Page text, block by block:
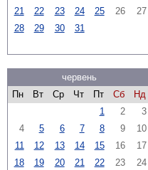
21
22 23 24 25 26
27
28
29 30 31
червень
Пн
Вт Ср Чт Пт Сб
Нд
1
2
3
4
5 6 7 8 9
10
11
12 13 14 15 16
17
18
19 20 21 22 23
24